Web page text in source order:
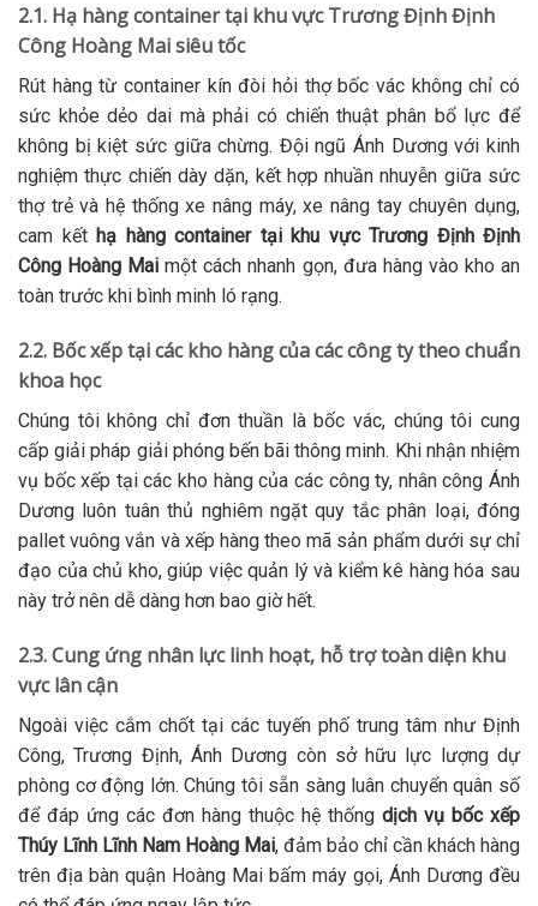
2.1. Hạ hàng container tại khu vực Trương Định Định
Công Hoàng Mai siêu tốc
Rút hàng từ container kín đòi hỏi thợ bốc vác không chỉ có
sức khỏe dẻo dai mà phải có chiến thuật phân bổ lực để
không bị kiệt sức giữa chừng. Đội ngũ Ánh Dương với kinh
nghiệm thực chiến dày dặn, kết hợp nhuần nhuyễn giữa sức
thợ trẻ và hệ thống xe nâng máy, xe nâng tay chuyên dụng,
cam kết hạ hàng container tại khu vực Trương Định Định
Công Hoàng Mai một cách nhanh gọn, đưa hàng vào kho an
toàn trước khi bình minh ló rạng.
2.2. Bốc xếp tại các kho hàng của các công ty theo chuẩn
khoa học
Chúng tôi không chỉ đơn thuần là bốc vác, chúng tôi cung
cấp giải pháp giải phóng bến bãi thông minh. Khi nhận nhiệm
vụ bốc xếp tại các kho hàng của các công ty, nhân công Ánh
Dương luôn tuân thủ nghiêm ngặt quy tắc phân loại, đóng
pallet vuông vắn và xếp hàng theo mã sản phẩm dưới sự chỉ
đạo của chủ kho, giúp việc quản lý và kiểm kê hàng hóa sau
này trở nên dễ dàng hơn bao giờ hết.
2.3. Cung ứng nhân lực linh hoạt, hỗ trợ toàn diện khu
vực lân cận
Ngoài việc cắm chốt tại các tuyến phố trung tâm như Định
Công, Trương Định, Ánh Dương còn sở hữu lực lượng dự
phòng cơ động lớn. Chúng tôi sẵn sàng luân chuyển quân số
để đáp ứng các đơn hàng thuộc hệ thống dịch vụ bốc xếp
Thúy Lĩnh Lĩnh Nam Hoàng Mai, đảm bảo chỉ cần khách hàng
trên địa bàn quận Hoàng Mai bấm máy gọi, Ánh Dương đều